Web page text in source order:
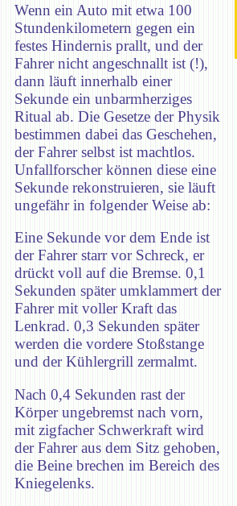
Wenn ein Auto mit etwa 100
Stundenkilometern gegen ein
festes Hindernis prallt, und der
Fahrer nicht angeschnallt ist (!),
dann läuft innerhalb einer
Sekunde ein unbarmherziges
Ritual ab. Die Gesetze der Physik
bestimmen dabei das Geschehen,
der Fahrer selbst ist machtlos.
Unfallforscher können diese eine
Sekunde rekonstruieren, sie läuft
ungefähr in folgender Weise ab:
Eine Sekunde vor dem Ende ist
der Fahrer starr vor Schreck, er
drückt voll auf die Bremse. 0,1
Sekunden später umklammert der
Fahrer mit voller Kraft das
Lenkrad. 0,3 Sekunden später
werden die vordere Stoßstange
und der Kühlergrill zermalmt.
Nach 0,4 Sekunden rast der
Körper ungebremst nach vorn,
mit zigfacher Schwerkraft wird
der Fahrer aus dem Sitz gehoben,
die Beine brechen im Bereich des
Kniegelenks.